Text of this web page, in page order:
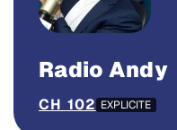
Radio Andy
CH 102 EXPLICITE